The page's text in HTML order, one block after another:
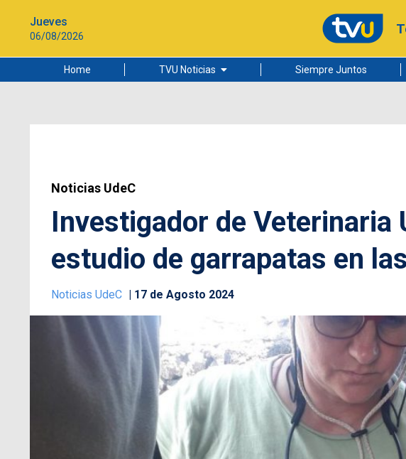
Jueves
06/08/2026
Home TVU Noticias
Ciudad
Siempre Juntos
Noticias UdeC
Investigador de Veterinaria
estudio de garrapatas en
Noticias UdeC 17 de Agosto 2024